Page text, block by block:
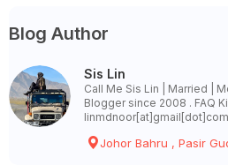
Blog Author
Sis Lin
Call Me Sis Lin | Married |
Blogger since 2008 . FAQ
linmdnoor[at]gmail[dot]com
Johor Bahru , Pasir